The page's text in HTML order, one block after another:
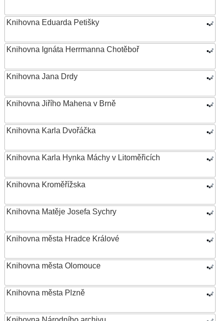
Knihovna Eduarda Petišky
Knihovna Ignáta Herrmanna Chotěboř
Knihovna Jana Drdy
Knihovna Jiřího Mahena v Brně
Knihovna Karla Dvořáčka
Knihovna Karla Hynka Máchy v Litoměřicích
Knihovna Kroměřížska
Knihovna Matěje Josefa Sychry
Knihovna města Hradce Králové
Knihovna města Olomouce
Knihovna města Plzně